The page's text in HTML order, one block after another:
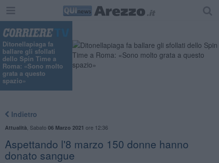
Ditonellapiaga fa
ballare gli sfollati
dello Spin Time a
Roma: «Sono molto
grata a questo
spazio»
Indietro
Attualità Sabato 06 Marzo 2021 ore 12:36
Aspettando l'8 marzo 150 donne hanno
donato sangue